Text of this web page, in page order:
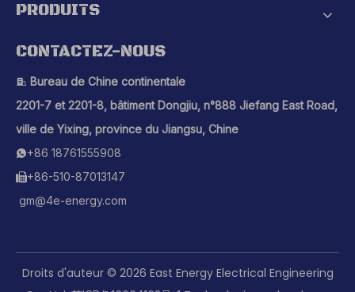
PRODUITS
CONTACTEZ-NOUS
 Bureau de Chine continentale
2201-7 et 2201-8, bâtiment Dongjiu, n°888 Jiefang East Road,
ville de Yixing, province du Jiangsu, Chine
+86 18761555908
+86-510-87013147
gm@4e-energy.com
Droits d'auteur © 2026 East Energy Electrical Engineering